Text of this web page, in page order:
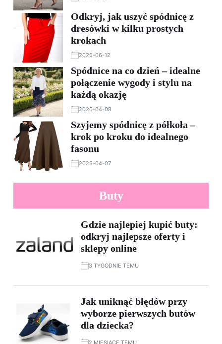
Odkryj, jak uszyć spódnicę z
dresówki w kilku prostych
krokach
2026-06-12
Spódnice na co dzień – idealne
połączenie wygody i stylu na
każdą okazję
2026-04-08
Szyjemy spódnicę z półkoła –
krok po kroku do idealnego
fasonu
2026-04-07
Buty
Gdzie najlepiej kupić buty:
odkryj najlepsze oferty i
sklepy online
3 TYGODNIE TEMU
Jak uniknąć błędów przy
wyborze pierwszych butów
dla dziecka?
2 MIESIĄCE TEMU